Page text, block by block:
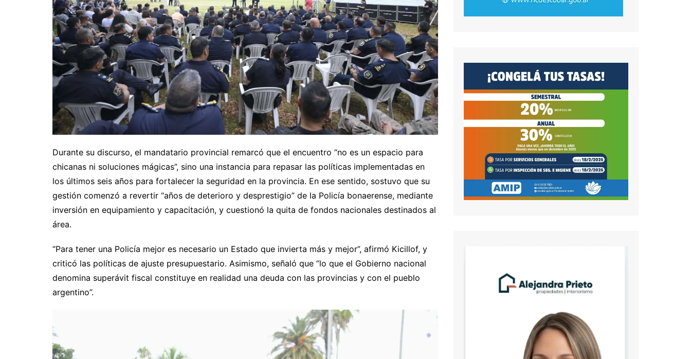
Durante su discurso, el mandatario provincial remarcó que el encuentro “no es un espacio para
chicanas ni soluciones mágicas”, sino una instancia para repasar las políticas implementadas en
los últimos seis años para fortalecer la seguridad en la provincia. En ese sentido, sostuvo que su
gestión comenzó a revertir “años de deterioro y desprestigio” de la Policía bonaerense, mediante
inversión en equipamiento y capacitación, y cuestionó la quita de fondos nacionales destinados al
área.
“Para tener una Policía mejor es necesario un Estado que invierta más y mejor”, afirmó Kicillof, y
criticó las políticas de ajuste presupuestario. Asimismo, señaló que “lo que el Gobierno nacional
denomina superávit fiscal constituye en realidad una deuda con las provincias y con el pueblo
argentino”.